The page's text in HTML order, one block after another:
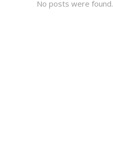
No posts were found.